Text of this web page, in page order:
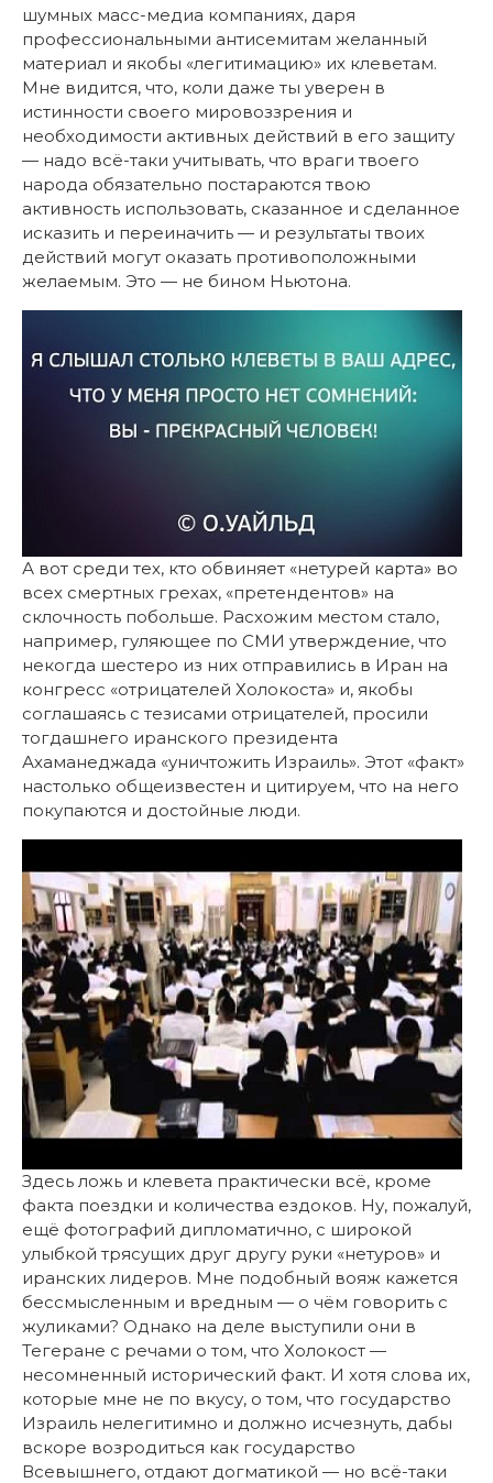
шумных масс-медиа компаниях, даря
профессиональными антисемитам желанный
материал и якобы «легитимацию» их клеветам.
Мне видится, что, коли даже ты уверен в
истинности своего мировоззрения и
необходимости активных действий в его защиту
— надо всё-таки учитывать, что враги твоего
народа обязательно постараются твою
активность использовать, сказанное и сделанное
исказить и переиначить — и результаты твоих
действий могут оказать противоположными
желаемым. Это — не бином Ньютона.
А вот среди тех, кто обвиняет «нетурей карта» во
всех смертных грехах, «претендентов» на
склочность побольше. Расхожим местом стало,
например, гуляющее по СМИ утверждение, что
некогда шестеро из них отправились в Иран на
конгресс «отрицателей Холокоста» и, якобы
соглашаясь с тезисами отрицателей, просили
тогдашнего иранского президента
Ахаманеджада «уничтожить Израиль». Этот «факт»
настолько общеизвестен и цитируем, что на него
покупаются и достойные люди.
Здесь ложь и клевета практически всё, кроме
факта поездки и количества ездоков. Ну, пожалуй,
ещё фотографий дипломатично, с широкой
улыбкой трясущих друг другу руки «нетуров» и
иранских лидеров. Мне подобный вояж кажется
бессмысленным и вредным — о чём говорить с
жуликами? Однако на деле выступили они в
Тегеране с речами о том, что Холокост —
несомненный исторический факт. И хотя слова их,
которые мне не по вкусу, о том, что государство
Израиль нелегитимно и должно исчезнуть, дабы
вскоре возродиться как государство
Всевышнего, отдают догматикой — но всё-таки